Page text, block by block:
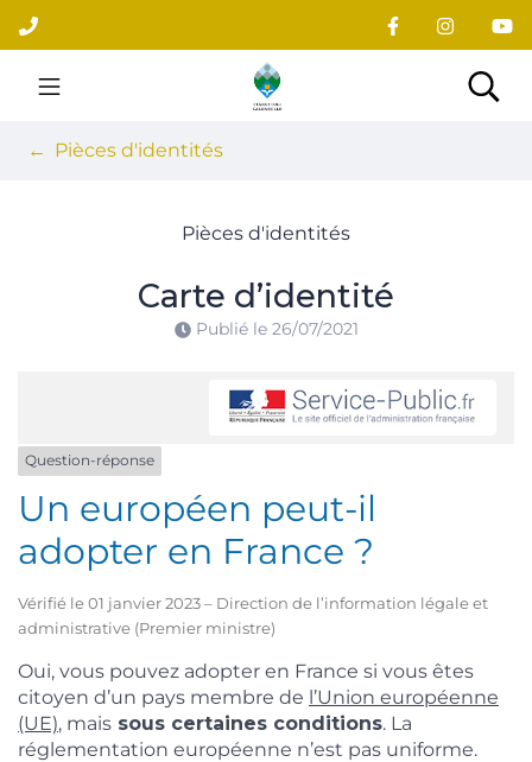
Aller
au
contenu
Site officiel du village
Pièces d'identités
Pièces d'identités
Carte d’identité
Publié le 26/07/2021
Question-réponse
Un européen peut-il
adopter en France ?
Vérifié le 01 janvier 2023 – Direction de l’information légale et
administrative (Premier ministre)
Oui, vous pouvez adopter en France si vous êtes
citoyen d’un pays membre de l’Union européenne
(UE), mais sous certaines conditions. La
réglementation européenne n’est pas uniforme.